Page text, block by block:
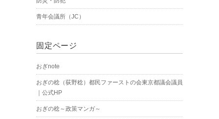
青年会議所（JC）
固定ページ
おぎnote
おぎの稔（荻野稔）都民ファーストの会東京都議会議員
｜公式HP
おぎの稔～政策マンガ～